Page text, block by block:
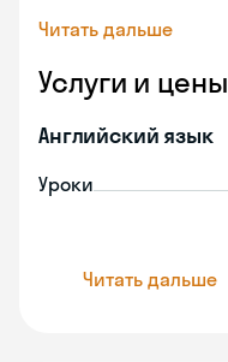
Читать дальше
Услуги и цены
Английский язык
Уроки
Читать дальше